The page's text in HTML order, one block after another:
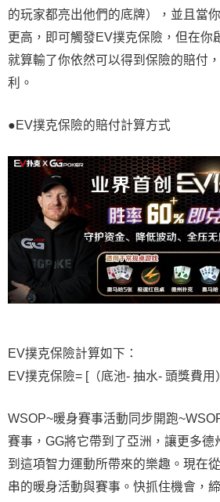
的玩家都亮出他們的底牌），並且當
更高，即可觸發EV撲克保險，但在你
就算輸了你依然可以得到保險的賠付
利。
●EV撲克保險的賠付計算方式
EV撲克保險計算如下：
EV撲克保險= [（底池- 抽水- 頭獎費用
WSOP~暖身賽事活動同步開跑
賽事，GG將它帶到了亞洲，讓更多德
到這項智力運動所帶來的樂趣。現在
串的暖身活動與賽事。快抓住機會，